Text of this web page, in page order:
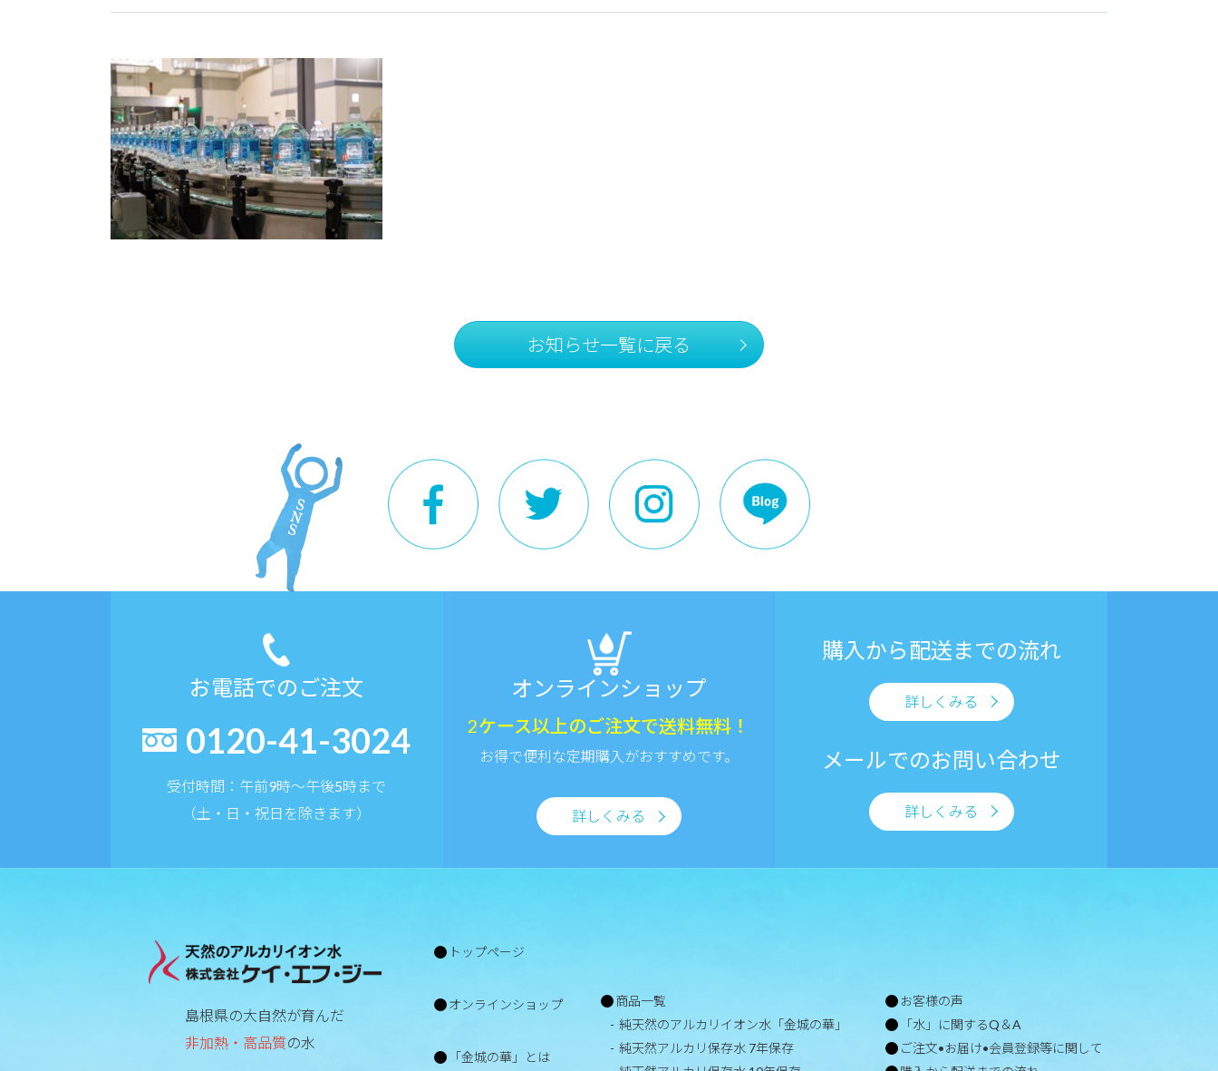
お知らせ一覧に戻る
お電話でのご注文
0120-41-3024
受付時間：午前9時〜午後5時まで
（土・日・祝日を除きます）
オンラインショップ
2ケース以上のご注文で送料無料！
お得で便利な定期購入がおすすめです。
詳しくみる
購入から配送までの流れ
詳しくみる
メールでのお問い合わせ
詳しくみる
島根県の大自然が育んだ
非加熱・高品質の水
トップページ
オンラインショップ
「金城の華」とは
商品一覧
純天然のアルカリイオン水「金城の華」
純天然アルカリ保存水 7年保存
お客様の声
「水」に関するQ＆A
ご注文•お届け•会員登録等に関して